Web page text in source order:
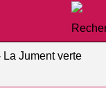
La Jument verte